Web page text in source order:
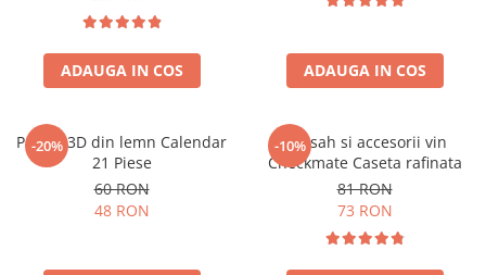
ADAUGA IN COS ADAUGA IN COS
-20%
Puzzle 3D din lemn Calendar
21 Piese
60 RON
48 RON
-10%
Set sah si accesorii vin
Checkmate Caseta rafinata
81 RON
73 RON